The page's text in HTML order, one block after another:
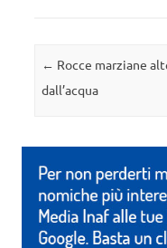
Navigazione articolo
← Rocce marziane
dall’acqua